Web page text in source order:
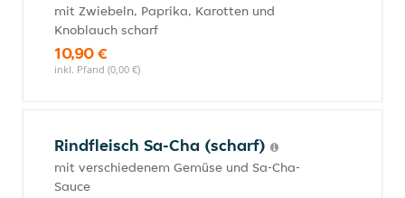
mit Zwiebeln, Paprika, Karotten und
Knoblauch scharf
10,90 €
inkl. Pfand (0,00 €)
Rindfleisch Sa-Cha (scharf)
mit verschiedenem Gemüse und Sa-Cha-
Sauce